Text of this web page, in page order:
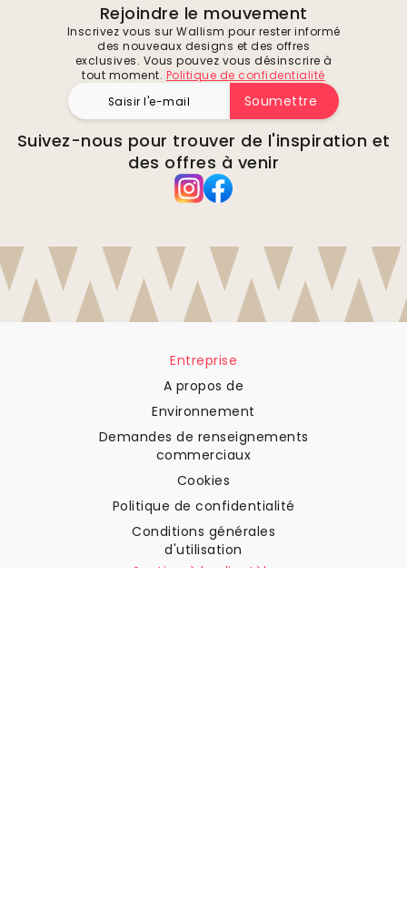
Rejoindre le mouvement
Inscrivez vous sur Wallism pour rester informé
des nouveaux designs et des offres
exclusives. Vous pouvez vous désinscrire à
tout moment. Politique de confidentialité
Soumettre
Suivez-nous pour trouver de l'inspiration et
des offres à venir
Entreprise
A propos de
Environnement
Demandes de renseignements
commerciaux
Cookies
Politique de confidentialité
Conditions générales
d'utilisation
Soutien à la clientèle